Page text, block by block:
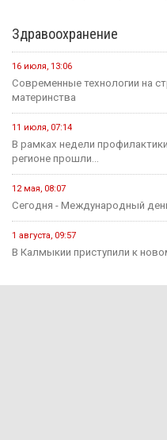
Здравоохранение
16 июля, 13:06
Современные технологии на
материнства
11 июля, 07:14
В рамках недели
регионе прошли...
12 мая, 08:07
Сегодня - Международный
1 августа, 09:57
В Калмыкии приступили к